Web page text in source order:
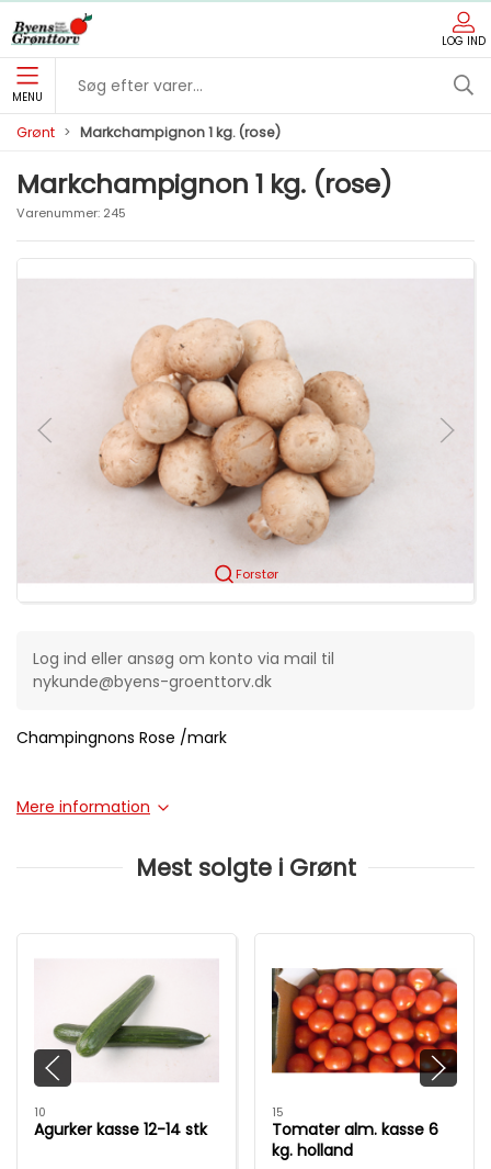
LOG IND
MENU
Grønt Markchampignon 1 kg. (rose)
Markchampignon 1 kg. (rose)
Varenummer: 245
Forstør
Log ind eller ansøg om konto via mail til
nykunde@byens-groenttorv.dk
Champingnons Rose /mark
Mere information
Mest solgte i Grønt
10
Agurker kasse 12-14 stk
15
Tomater alm. kasse 6
kg. holland